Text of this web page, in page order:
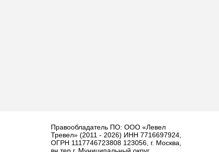
Правообладатель ПО: ООО «Левел
Тревел» (2011 - 2026) ИНН 7716697924,
ОГРН 1117746723808 123056, г. Москва,
вн.тер.г. Муниципальный округ